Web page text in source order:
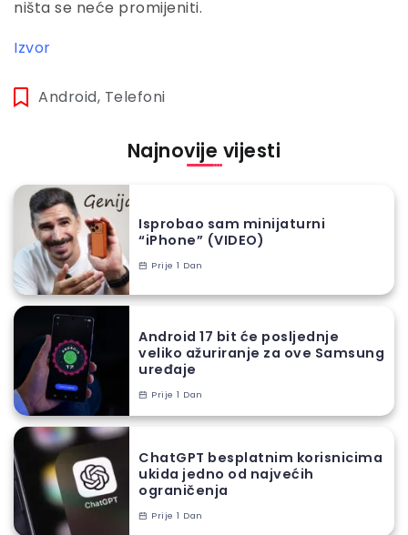
ništa se neće promijeniti.
Izvor
Android, Telefoni
Najnovije vijesti
Isprobao sam minijaturni
“iPhone” (VIDEO)
Prije 1 Dan
Android 17 bit će posljednje
veliko ažuriranje za ove Samsung
uređaje
Prije 1 Dan
ChatGPT besplatnim korisnicima
ukida jedno od najvećih
ograničenja
Prije 1 Dan